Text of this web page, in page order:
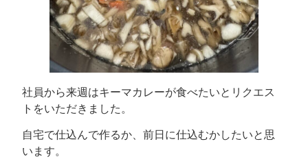
社員から来週はキーマカレーが食べたいとリクエス
トをいただきました。
自宅で仕込んで作るか、前日に仕込むかしたいと思
います。